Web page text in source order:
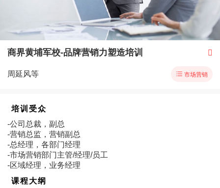
商界黄埔军校-品牌营销力塑造培训 
周延风等  市场营销
培训受众
-公司总裁，副总
-营销总监，营销副总
-总经理，各部门经理
-市场营销部门主管/经理/员工
-区域经理，业务经理
课程大纲